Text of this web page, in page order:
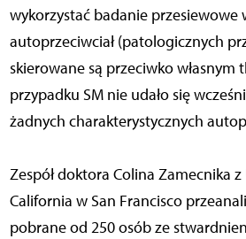
wykorzystać badanie przesiewowe
autoprzeciwciał (patologicznych
skierowane są przeciwko własnym
przypadku SM nie udało się
żadnych charakterystycznych
Zespół doktora Colina Zamecnika
California w San Francisco
pobrane od 250 osób ze